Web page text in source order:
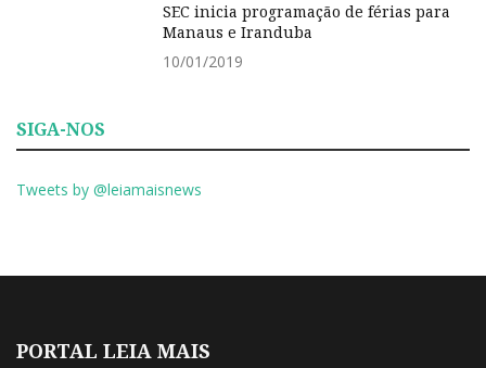
SEC inicia programação de férias para
Manaus e Iranduba
10/01/2019
SIGA-NOS
Tweets by @leiamaisnews
PORTAL LEIA MAIS